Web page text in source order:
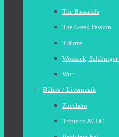
The Bassarids
The Greek Passion
Träume
Wozzeck, Salzburger
Wut
Bühne / Livemusik
Zucchero
Tribut to ACDC